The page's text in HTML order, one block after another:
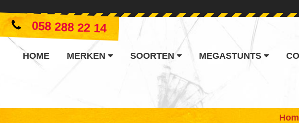
058 288 22 14
HOME MERKEN SOORTEN MEGASTUNTS